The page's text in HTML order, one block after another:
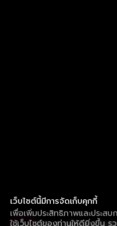
เว็บไซต์นี้มีการจัดเก็บคุกกี้
เพื่อเพิ่มประสิทธิภาพและประส
ใช้เว็บไซต์ของท่านให้ดียิ่งขึ้น ร